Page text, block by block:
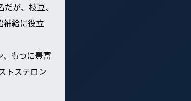
が、枝豆、
補給に役立
もつに豊富
トステロン